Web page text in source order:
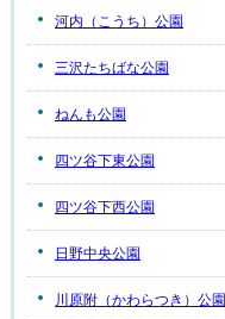
河内（こうち）公園
三沢たちばな公園
ねんも公園
四ツ谷下東公園
四ツ谷下西公園
日野中央公園
川原附（かわらつき）公園